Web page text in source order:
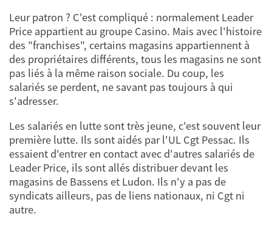
Leur patron ? C'est compliqué : normalement Leader
Price appartient au groupe Casino. Mais avec l'histoire
des "franchises", certains magasins appartiennent à
des propriétaires différents, tous les magasins ne sont
pas liés à la même raison sociale. Du coup, les
salariés se perdent, ne savant pas toujours à qui
s'adresser.
Les salariés en lutte sont très jeune, c'est souvent leur
première lutte. Ils sont aidés par l'UL Cgt Pessac. Ils
essaient d'entrer en contact avec d'autres salariés de
Leader Price, ils sont allés distribuer devant les
magasins de Bassens et Ludon. Ils n'y a pas de
syndicats ailleurs, pas de liens nationaux, ni Cgt ni
autre.